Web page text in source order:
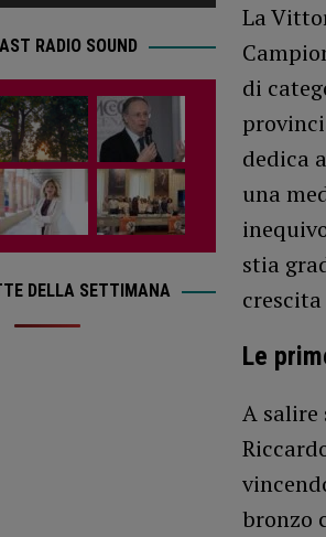
La
di
dedica
una
stia
Le
A salire
bronzo
RADIO SOUND
DELLA SETTIMANA